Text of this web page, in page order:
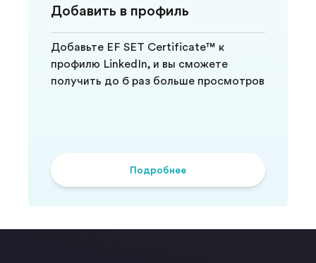
Добавить в профиль
Добавьте EF SET Certificate™ к
профилю LinkedIn, и вы сможете
получить до 6 раз больше просмотров
Подробнее